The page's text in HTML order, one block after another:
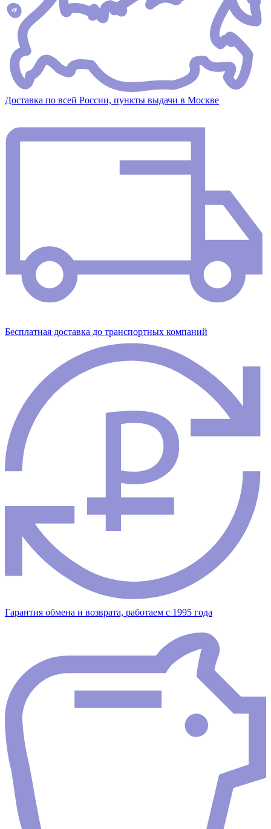
Доставка по всей России, пункты выдачи в Москве
Бесплатная доставка до транспортных компаний
Гарантия обмена и возврата, работаем с 1995 года